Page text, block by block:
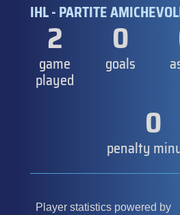
IHL - PARTITE
2
game
played
0
goals
0
penalty